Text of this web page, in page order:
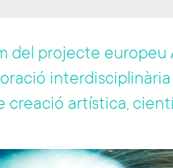
del projecte
creació artística,